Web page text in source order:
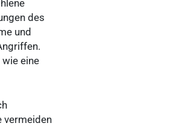
des
und
eine
vermeiden